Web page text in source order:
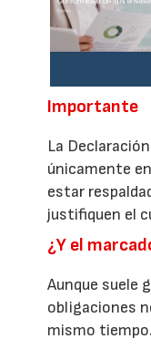
Importante
La
únicamente
estar
justifiquen el
¿Y el
Aunque suele
obligaciones
mismo tiempo.